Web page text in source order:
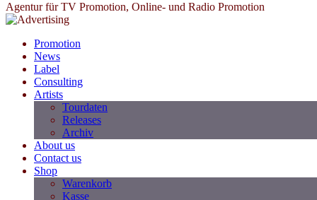
Agentur für TV Promotion, Online- und Radio Promotion
Promotion
News
Label
Consulting
Artists
Tourdaten
Releases
Archiv
About us
Contact us
Shop
Warenkorb
Kasse